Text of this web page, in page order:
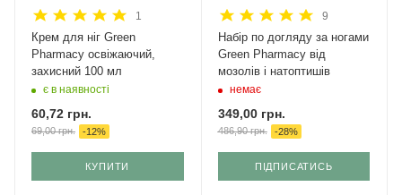
1
Крем для ніг Green
Pharmacy освіжаючий,
захисний 100 мл
є в наявності
60,72 грн.
69,00грн. -12%
КУПИТИ
9
Набір по догляду за ногами
Green Pharmacy від
мозолів і натоптишів
немає
349,00грн.
486,90грн. -28%
ПІДПИСАТИСЬ